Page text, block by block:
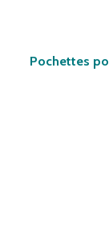
Pochettes